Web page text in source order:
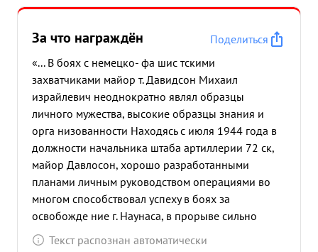
За что награждён
Поделиться
«... В боях с немецко- фа шис тскими
захватчиками майор т. Давидсон Михаил
израйлевич неоднократно являл образцы
личного мужества, высокие образцы знания и
орга низованности Находясь с июля 1944 года в
должности начальника штаба артиллерии 72 ск,
майор Давлосон, хорошо разработанными
планами личным руководством операциями во
многом способствовал успеху в боях за
освобожде ние г. Наунаса, в прорыве сильно
укрепленной обороны немцев при выходе на них
Текст распознан автоматически